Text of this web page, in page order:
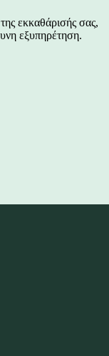
εκκαθάρισής σας,
εξυπηρέτηση.